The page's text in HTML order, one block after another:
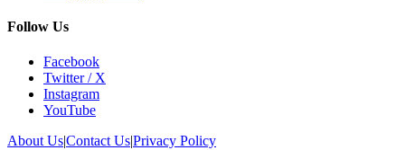
Follow Us
Facebook
Twitter / X
Instagram
YouTube
About Us|Contact Us|Privacy Policy